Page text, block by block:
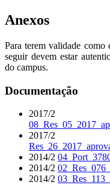
Anexos
Para terem validade como
seguir devem estar
do campus.
Documentação
2017/2
2017/2
2014/2
2014/2
2014/2